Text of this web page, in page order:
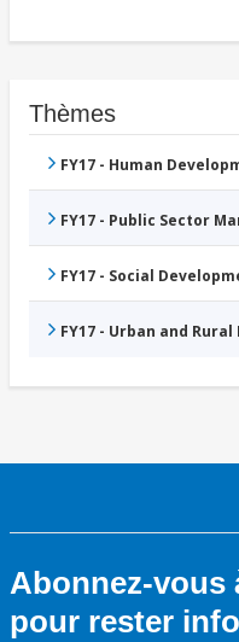
Thèmes
FY17 - Human
FY17 - Public Sector
FY17 - Social
FY17 - Urban and
Abonnez-vous
pour rester